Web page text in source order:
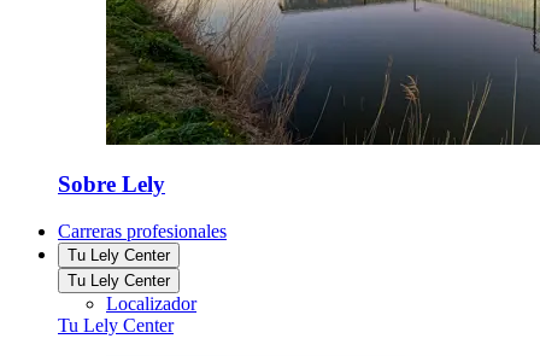
Sobre Lely
Carreras profesionales
Tu Lely Center
Tu Lely Center
Localizador
Tu Lely Center